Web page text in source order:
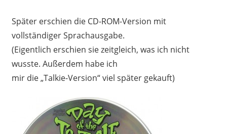
Später erschien die CD-ROM-Version mit
vollständiger Sprachausgabe.
(Eigentlich erschien sie zeitgleich, was ich nicht
wusste. Außerdem habe ich
mir die „Talkie-Version“ viel später gekauft)